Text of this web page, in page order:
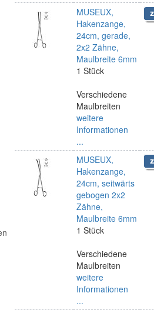
MUSEUX,
Hakenzange,
24cm, gerade,
2x2 Zähne,
Maulbreite 6mm
1 Stück
Verschiedene
Maulbreiten
weitere
Informationen
...
MUSEUX,
Hakenzange,
24cm, seitwärts
gebogen 2x2
Zähne,
Maulbreite 6mm
1 Stück
Verschiedene
Maulbreiten
weitere
Informationen
...